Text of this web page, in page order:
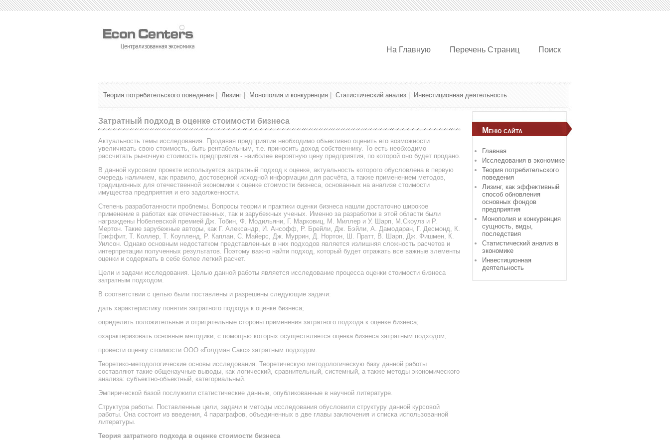
На Главную Перечень Страниц Поиск
Теория потребительского поведения Лизинг Монополия и конкуренция Статистический анализ Инвестиционная деятельность
Затратный подход в оценке стоимости бизнеса
Актуальность темы исследования. Продавая предприятие необходимо объективно оценить его возможности
увеличивать свою стоимость, быть рентабельным, т.е. приносить доход собственнику. То есть необходимо
рассчитать рыночную стоимость предприятия - наиболее вероятную цену предприятия, по которой оно будет продано.
В данной курсовом проекте используется затратный подход к оценке, актуальность которого обусловлена в первую
очередь наличием, как правило, достоверной исходной информации для расчёта, а также применением методов,
традиционных для отечественной экономики к оценке стоимости бизнеса, основанных на анализе стоимости
имущества предприятия и его задолженности.
Степень разработанности проблемы. Вопросы теории и практики оценки бизнеса нашли достаточно широкое
применение в работах как отечественных, так и зарубежных ученых. Именно за разработки в этой области были
награждены Нобелевской премией Дж. Тобин, Ф. Модильяни, Г. Марковиц, М. Миллер и У. Шарп, М.Скоулз и Р.
Мертон. Такие зарубежные авторы, как Г. Александр, И. Ансофф, Р. Брейли, Дж. Бэйли, А. Дамодаран, Г. Десмонд, К.
Гриффит, Т. Коллер, Т. Коупленд, Р. Каплан, С. Майерс, Дж. Муррин, Д. Нортон, Ш. Пратт, В. Шарп, Дж. Фишмен, К.
Уилсон. Однако основным недостатком представленных в них подходов является излишняя сложность расчетов и
интерпретации полученных результатов. Поэтому важно найти подход, который будет отражать все важные элементы
оценки и содержать в себе более легкий расчет.
Цели и задачи исследования. Целью данной работы является исследование процесса оценки стоимости бизнеса
затратным подходом.
В соответствии с целью были поставлены и разрешены следующие задачи:
дать характеристику понятия затратного подхода к оценке бизнеса;
определить положительные и отрицательные стороны применения затратного подхода к оценке бизнеса;
охарактеризовать основные методики, с помощью которых осуществляется оценка бизнеса затратным подходом;
провести оценку стоимости ООО «Голдман Сакс» затратным подходом.
Теоретико-методологические основы исследования. Теоретическую методологическую базу данной работы
составляют такие общенаучные выводы, как логический, сравнительный, системный, а также методы экономического
анализа: субъектно-объектный, категориальный.
Эмпирической базой послужили статистические данные, опубликованные в научной литературе.
Структура работы. Поставленные цели, задачи и методы исследования обусловили структуру данной курсовой
работы. Она состоит из введения, 4 параграфов, объединенных в две главы заключения и списка использованной
литературы.
Теория затратного подхода в оценке стоимости бизнеса
Меню сайта
Главная
Исследования в экономике
Теория потребительского
поведения
Лизинг, как эффективный
способ обновления
основных фондов
предприятия
Монополия и конкуренция
сущность, виды,
последствия
Статистический анализ в
экономике
Инвестиционная
деятельность